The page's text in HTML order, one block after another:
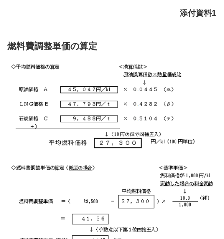
添付資料1
燃料費調整単価の算定